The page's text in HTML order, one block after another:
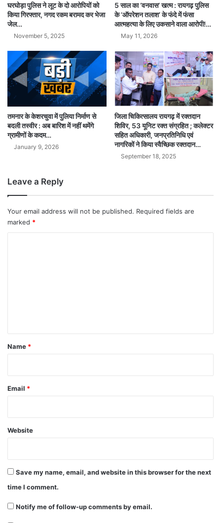
घरघोड़ा पुलिस ने लूट के दो आरोपियों को
किया गिरफ्तार, नगद रकम बरामद कर भेजा
जेल…
November 5, 2025
5 साल का ‘वनवास’ खत्म : रायगढ़ पुलिस
के ‘ऑपरेशन तलाश’ के फंदे में फंसा
आत्महत्या के लिए उकसाने वाला आरोपी!…
May 11, 2026
तमनार के केशरचुवा में पुलिया निर्माण से
बदली तस्वीर : अब बारिश में नहीं थमेंगे
ग्रामीणों के कदम…
January 9, 2026
जिला चिकित्सालय रायगढ़ में रक्तदान
शिविर, 53 यूनिट रक्त संग्रहित ; कलेक्टर
सहित अधिकारी, जनप्रतिनिधि एवं
नागरिकों ने किया स्वैच्छिक रक्तदान…
September 18, 2025
Leave a Reply
Your email address will not be published. Required fields are
marked *
*
Name *
Email *
Website
Save my name, email, and website in this browser for the next
time I comment.
Notify me of follow-up comments by email.